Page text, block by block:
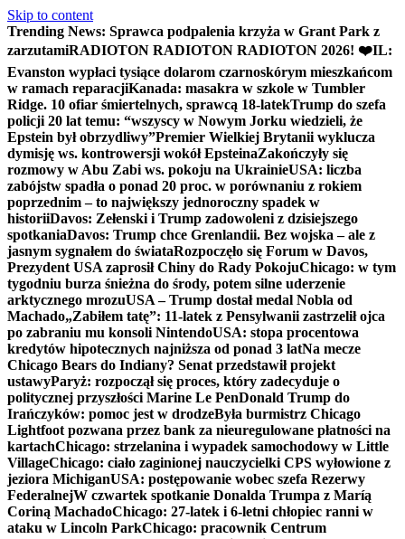
Skip to content
Trending News: Sprawca podpalenia krzyża w Grant Park z
zarzutamiRADIOTON RADIOTON RADIOTON 2026! ❤️IL:
Evanston wypłaci tysiące dolarom czarnoskórym mieszkańcom
w ramach reparacjiKanada: masakra w szkole w Tumbler
Ridge. 10 ofiar śmiertelnych, sprawcą 18-latekTrump do szefa
policji 20 lat temu: “wszyscy w Nowym Jorku wiedzieli, że
Epstein był obrzydliwy”Premier Wielkiej Brytanii wyklucza
dymisję ws. kontrowersji wokół EpsteinaZakończyły się
rozmowy w Abu Zabi ws. pokoju na UkrainieUSA: liczba
zabójstw spadła o ponad 20 proc. w porównaniu z rokiem
poprzednim – to największy jednoroczny spadek w
historiiDavos: Zełenski i Trump zadowoleni z dzisiejszego
spotkaniaDavos: Trump chce Grenlandii. Bez wojska – ale z
jasnym sygnałem do świataRozpoczęło się Forum w Davos,
Prezydent USA zaprosił Chiny do Rady PokojuChicago: w tym
tygodniu burza śnieżna do środy, potem silne uderzenie
arktycznego mrozuUSA – Trump dostał medal Nobla od
Machado„Zabiłem tatę”: 11-latek z Pensylwanii zastrzelił ojca
po zabraniu mu konsoli NintendoUSA: stopa procentowa
kredytów hipotecznych najniższa od ponad 3 latNa mecze
Chicago Bears do Indiany? Senat przedstawił projekt
ustawyParyż: rozpoczął się proces, który zadecyduje o
politycznej przyszłości Marine Le PenDonald Trump do
Irańczyków: pomoc jest w drodzeByła burmistrz Chicago
Lightfoot pozwana przez bank za nieuregulowane płatności na
kartachChicago: strzelanina i wypadek samochodowy w Little
VillageChicago: ciało zaginionej nauczycielki CPS wyłowione z
jeziora MichiganUSA: postępowanie wobec szefa Rezerwy
FederalnejW czwartek spotkanie Donalda Trumpa z Maríą
Coriną MachadoChicago: 27-latek i 6-letni chłopiec ranni w
ataku w Lincoln ParkChicago: pracownik Centrum